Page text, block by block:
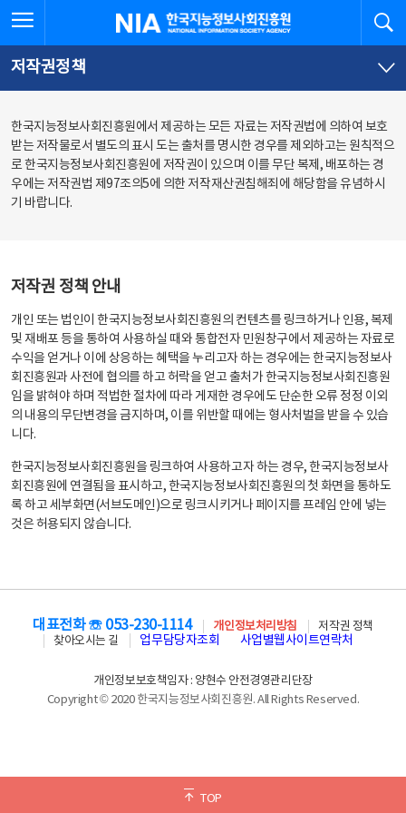
문
로
가
체
뉴
바
가
한국지능정보사회진흥원
저작권정책
한국지능정보사회진흥원에서 제공하는 모든 자료는 저작권법에 의하여 보호
받는 저작물로서 별도의 표시 도는 출처를 명시한 경우를 제외하고는 원칙적으
로 한국지능정보사회진흥원에 저작권이 있으며 이를 무단 복제, 배포하는 경
우에는 저작권법 제97조의5에 의한 저작재산권침해죄에 해당함을 유념하시
기 바랍니다.
저작권 정책 안내
개인 또는 법인이 한국지능정보사회진흥원의 컨텐츠를 링크하거나 인용, 복제
및 재배포 등을 통하여 사용하실 때와 통합전자 민원창구에서 제공하는 자료로
수익을 얻거나 이에 상응하는 혜택을 누리고자 하는 경우에는 한국지능정보사
회진흥원과 사전에 협의를 하고 허락을 얻고 출처가 한국지능정보사회진흥원
임을 밝혀야 하며 적법한 절차에 따라 게재한 경우에도 단순한 오류 정정 이외
의 내용의 무단변경을 금지하며, 이를 위반할 때에는 형사처벌을 받을 수 있습
니다.
한국지능정보사회진흥원을 링크하여 사용하고자 하는 경우, 한국지능정보사
회진흥원에 연결됨을 표시하고, 한국지능정보사회진흥원의 첫 화면을 통하도
록 하고 세부화면(서브도메인)으로 링크시키거나 페이지를 프레임 안에 넣는
것은 허용되지 않습니다.
TOP
대표전화 ☏ 053-230-1114 개인정보처리방침
저작권 정책
찾아오시는 길
업무담당자조회 사업별웹사이트연락처
개인정보보호책임자 : 양현수 안전경영관리단장
Copyright © 2020 한국지능정보사회진흥원. All Rights Reserved.